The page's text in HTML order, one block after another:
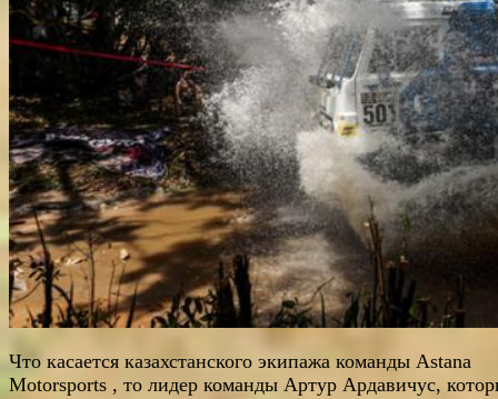
Что касается казахстанского экипажа команды Astana
Motorsports , то лидер команды Артур Ардавичус,